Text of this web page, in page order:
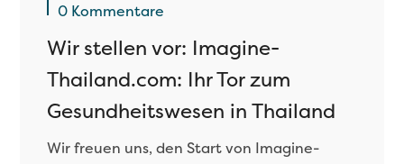
0 Kommentare
Wir stellen vor: Imagine-
Thailand.com: Ihr Tor zum
Gesundheitswesen in Thailand
Wir freuen uns, den Start von Imagine-